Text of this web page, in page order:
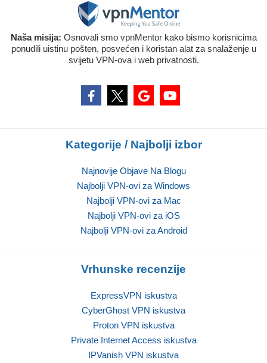
Naša misija: Osnovali smo vpnMentor kako bismo korisnicima
ponudili uistinu pošten, posvećen i koristan alat za snalaženje u
svijetu VPN-ova i web privatnosti.
Kategorije / Najbolji izbor
Najnovije Objave Na Blogu
Najbolji VPN-ovi za Windows
Najbolji VPN-ovi za Mac
Najbolji VPN-ovi za iOS
Najbolji VPN-ovi za Android
Vrhunske recenzije
ExpressVPN iskustva
CyberGhost VPN iskustva
Proton VPN iskustva
Private Internet Access iskustva
IPVanish VPN iskustva